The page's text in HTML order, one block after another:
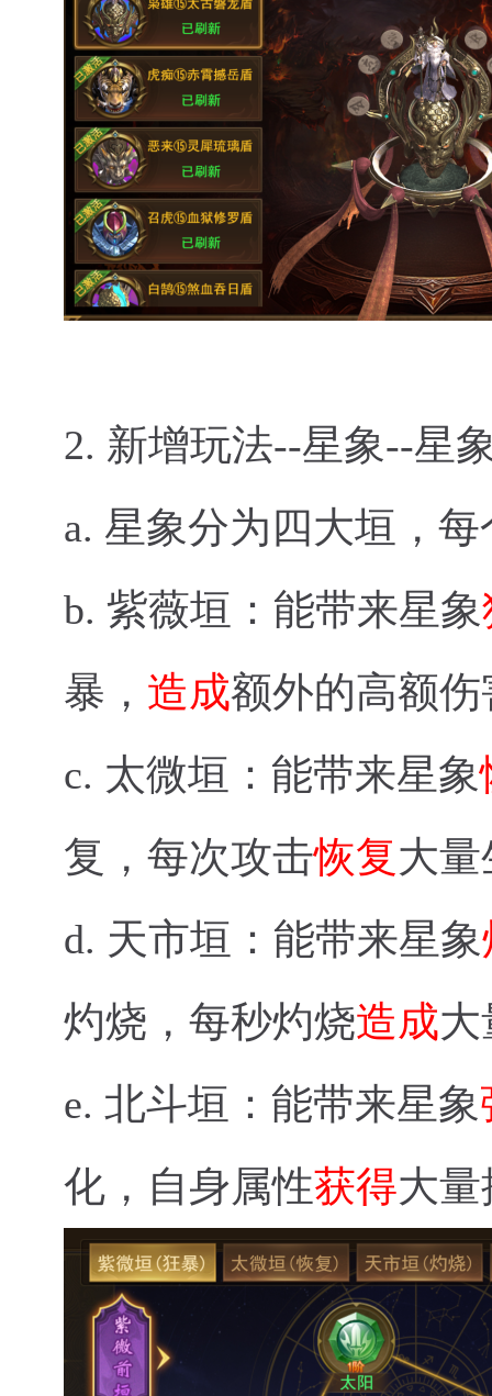
2. 新增玩法--星象--星
a. 星象分为四大垣，
b. 紫薇垣：能带来星象
暴， 造成额外的高额伤
c. 太微垣：能带来星象
复，每次攻击恢复大
d. 天市垣：能带来星象
灼烧，每秒灼烧造成大
e. 北斗垣：能带来星象
化，自身属性获得大